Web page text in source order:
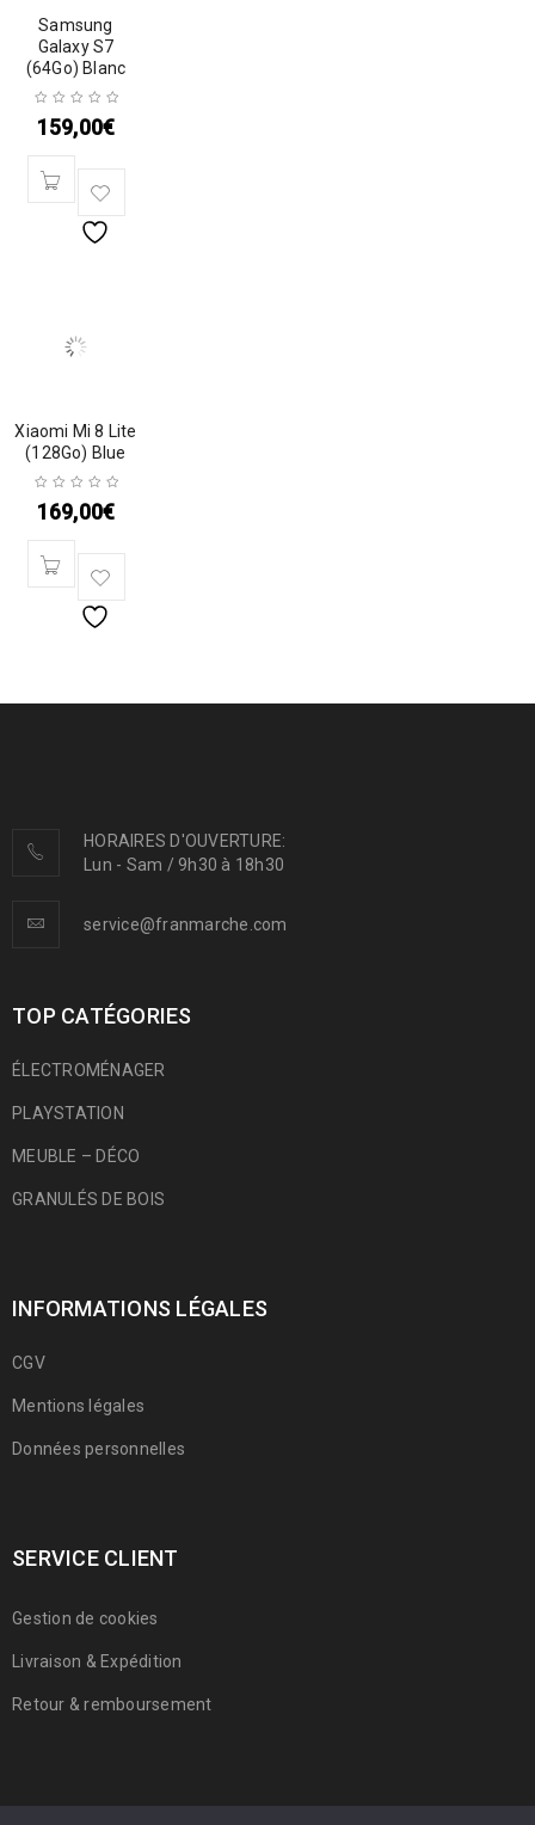
Samsung
Galaxy S7
(64Go) Blanc
159,00€
Xiaomi Mi 8 Lite
(128Go) Blue
169,00€
HORAIRES D'OUVERTURE:
Lun - Sam / 9h30 à 18h30
service@franmarche.com
TOP CATÉGORIES
ÉLECTROMÉNAGER
PLAYSTATION
MEUBLE – DÉCO
GRANULÉS DE BOIS
INFORMATIONS LÉGALES
CGV
Mentions légales
Données personnelles
SERVICE CLIENT
Gestion de cookies
Livraison & Expédition
Retour & remboursement